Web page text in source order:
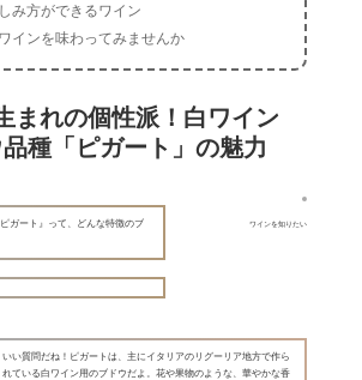
み方ができるワイン
インを味わってみませんか
まれの個性派！白ワイン
種「ピガート」の魅力
ワインを知りたい
ガート』って、どんな特徴のブ
いい質問だね！ピガートは、主にイタリアのリグーリア地方で作ら
れている白ワイン用のブドウだよ。花や果物のような、華やかな香